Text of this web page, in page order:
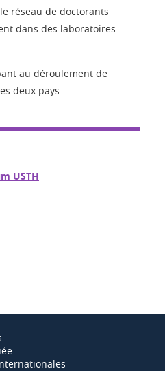
réseau de doctorants
dans des laboratoires
au déroulement de
deux pays.
USTH
sur LinkedIn